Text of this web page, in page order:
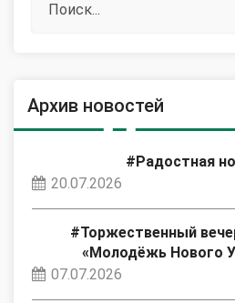
Архив новостей
#Радостная
20.07.2026
#Торжественный
«Молодёжь Нового
07.07.2026